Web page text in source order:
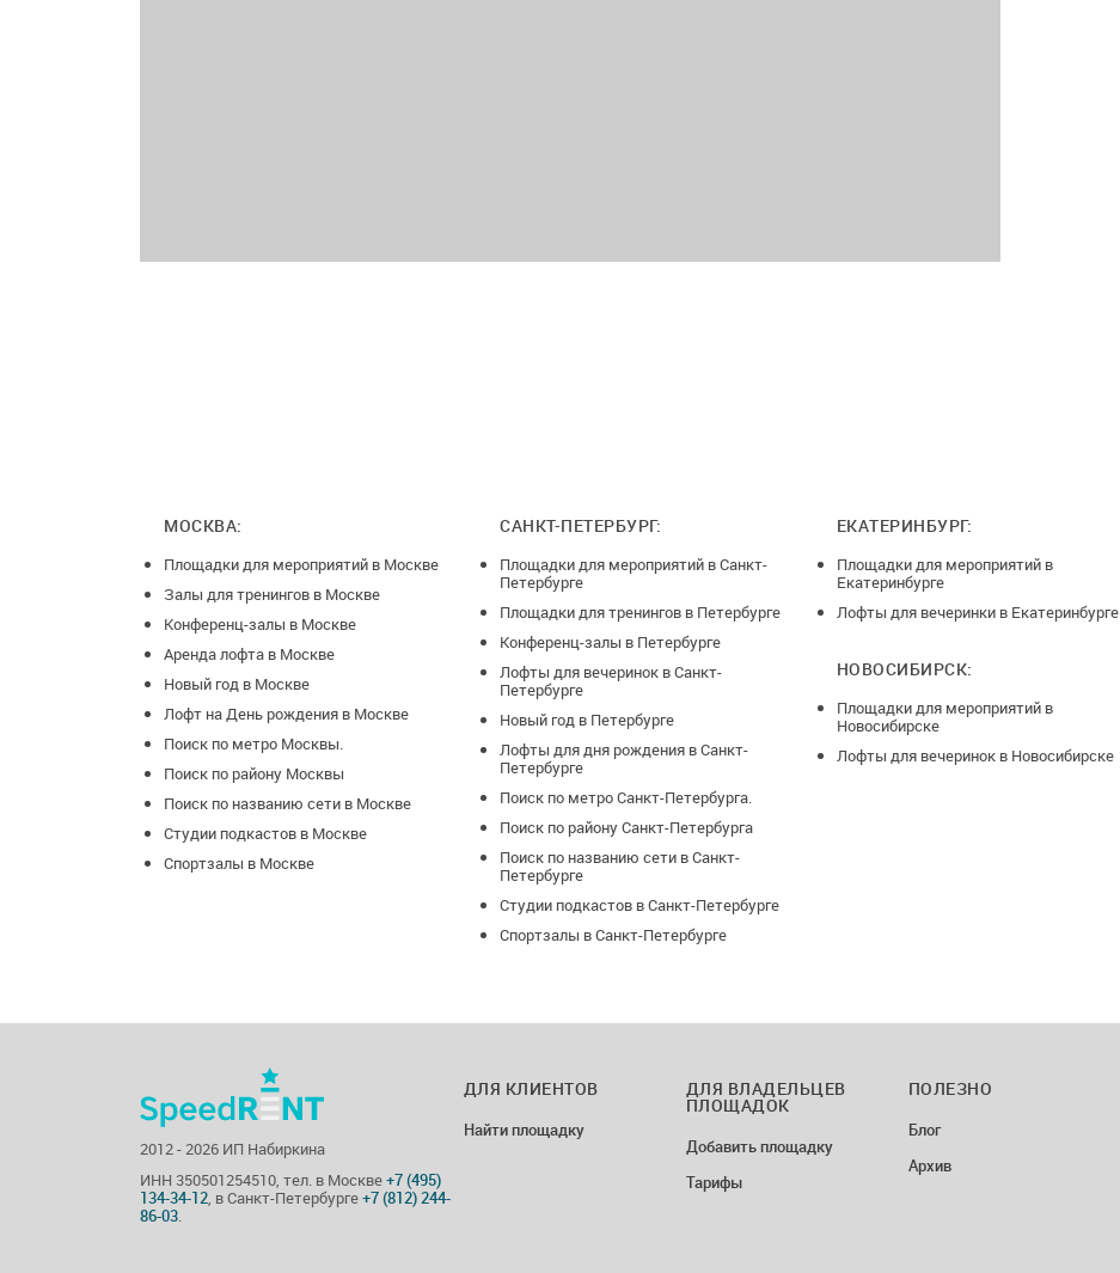
МОСКВА:
Площадки для мероприятий в Москве
Залы для тренингов в Москве
Конференц-залы в Москве
Аренда лофта в Москве
Новый год в Москве
Лофт на День рождения в Москве
Поиск по метро Москвы.
Поиск по району Москвы
Поиск по названию сети в Москве
Студии подкастов в Москве
Спортзалы в Москве
САНКТ-ПЕТЕРБУРГ:
Площадки для мероприятий в Санкт-
Петербурге
Площадки для тренингов в Петербурге
Конференц-залы в Петербурге
Лофты для вечеринок в Санкт-
Петербурге
Новый год в Петербурге
Лофты для дня рождения в Санкт-
Петербурге
Поиск по метро Санкт-Петербурга.
Поиск по району Санкт-Петербурга
Поиск по названию сети в Санкт-
Петербурге
Студии подкастов в Санкт-Петербурге
Спортзалы в Санкт-Петербурге
ЕКАТЕРИНБУРГ:
Площадки для мероприятий в
Екатеринбурге
Лофты для вечеринки в Екатеринбурге
НОВОСИБИРСК:
Площадки для мероприятий в
Новосибирске
Лофты для вечеринок в Новосибирске
2012 - 2026 ИП Набиркина
ИНН 350501254510, тел. в Москве+7 (495)
134-34-12, в Санкт-Петербурге+7 (812) 244-
86-03.
ДЛЯ КЛИЕНТОВ
Найти площадку
ДЛЯ ВЛАДЕЛЬЦЕВ
ПЛОЩАДОК
Добавить площадку
Тарифы
ПОЛЕЗНО
Блог
Архив